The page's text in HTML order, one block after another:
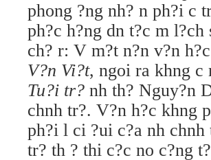
phong ?ng nh? n ph?i c
ph?c h?ng dn t?c m
ch? r: V m?t n?n v?n
V?n Vi?t, ngoi ra khng c
Tu?i tr? nh th? Nguy?n
chnh tr?. V?n h?c khng
ph?i l ci ?ui c?a nh
tr? th ? thi c?c no c?ng